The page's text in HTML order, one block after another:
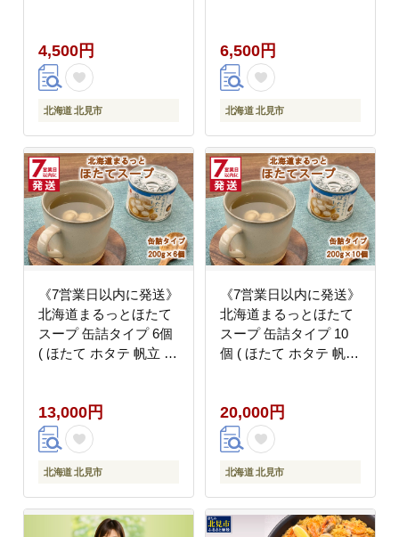
4,500円
北海道 北見市
6,500円
北海道 北見市
《7営業日以内に発送》
北海道まるっとほたて
スープ 缶詰タイプ 6個
( ほたて ホタテ 帆立 加
13,000円
北海道 北見市
《7営業日以内に発送》
北海道まるっとほたて
スープ 缶詰タイプ 10
個 ( ほたて ホタテ 帆立
20,000円
北海道 北見市